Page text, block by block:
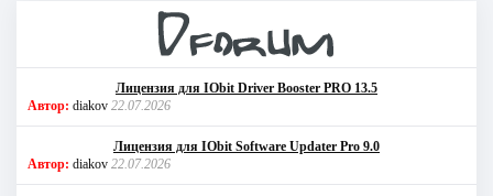
Лицензия для IObit Driver Booster PRO 13.5
Автор: diakov 22.07.2026
Лицензия для IObit Software Updater Pro 9.0
Автор: diakov 22.07.2026